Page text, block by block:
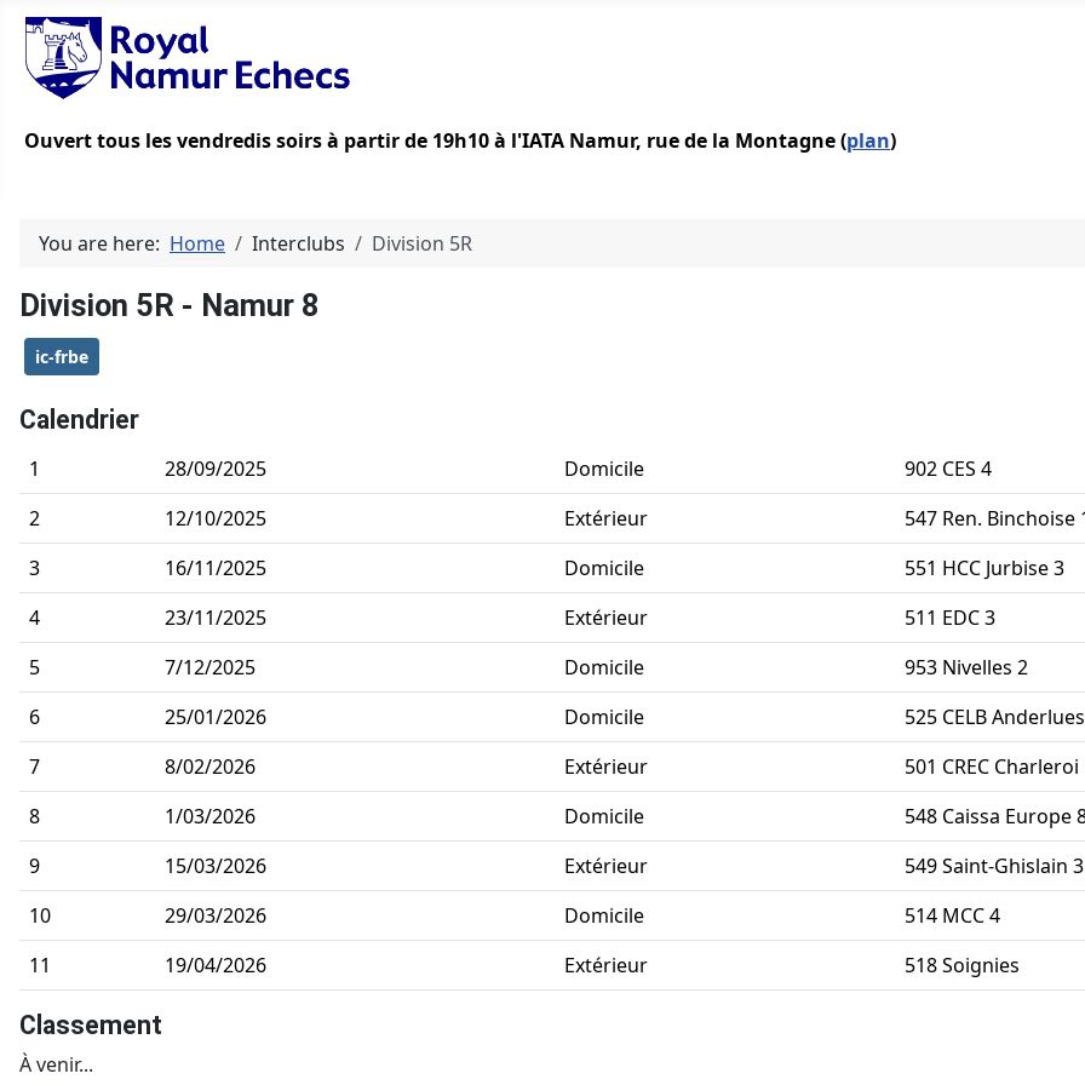
Ouvert tous les vendredis soirs à partir de 19h10 à l'IATA Namur, rue de la Montagne (plan)
You are here: Home Interclubs Division 5R
Division 5R - Namur 8
ic-frbe
Calendrier
1 28/09/2025 Domicile
902 CES 4
2
12/10/2025 Extérieur
547 Ren. Binchoise
3
16/11/2025 Domicile
551 HCC Jurbise 3
4
23/11/2025 Extérieur
511 EDC 3
5
7/12/2025 Domicile
953 Nivelles 2
6
25/01/2026 Domicile
525 CELB
7
8/02/2026 Extérieur
501 CREC Charleroi
8
1/03/2026 Domicile
548 Caissa Europe
9
15/03/2026 Extérieur
549 Saint-Ghislain 3
10
29/03/2026 Domicile
514 MCC 4
11
19/04/2026 Extérieur 518 Soignies
Classement
À venir...